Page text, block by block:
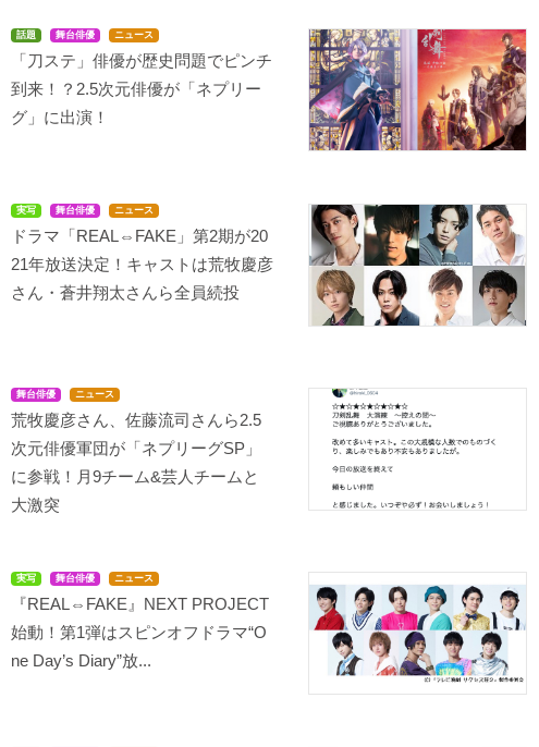
話題 舞台俳優 ニュース
「刀ステ」俳優が歴史問題でピンチ
到来！？2.5次元俳優が「ネプリー
グ」に出演！
実写 舞台俳優 ニュース
ドラマ「REAL⇔FAKE」第2期が20
21年放送決定！キャストは荒牧慶彦
さん・蒼井翔太さんら全員続投
舞台俳優 ニュース
荒牧慶彦さん、佐藤流司さんら2.5
次元俳優軍団が「ネプリーグSP」
に参戦！月9チーム&芸人チームと
大激突
実写 舞台俳優 ニュース
『REAL⇔FAKE』NEXT PROJECT
始動！第1弾はスピンオフドラマ“O
ne Day’s Diary”放...